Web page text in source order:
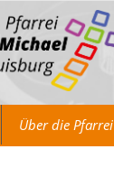
Über die Pfarrei